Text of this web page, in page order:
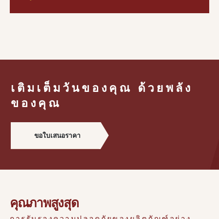
เติมเต็มวันของคุณ ด้วยพลัง
ของคุณ
ขอใบเสนอราคา
คุณภาพสูงสุด